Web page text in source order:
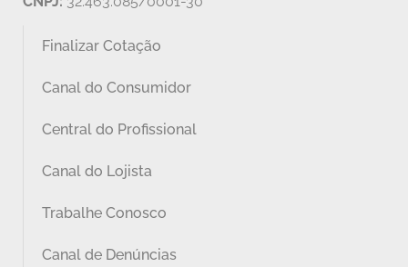
Finalizar Cotação
Canal do Consumidor
Central do Profissional
Canal do Lojista
Trabalhe Conosco
Canal de Denúncias